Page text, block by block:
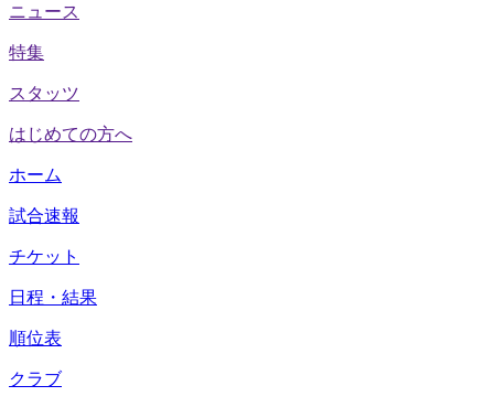
ニュース
特集
スタッツ
はじめての方へ
ホーム
試合速報
チケット
日程・結果
順位表
クラブ